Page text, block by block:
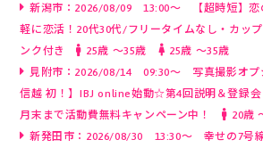
新潟市：2026/08/09 13:00～ 【超時短】恋
軽に恋活！20代30代/フリータイムなし・カッ
ンク付き
25歳 〜35歳
25歳 〜35歳
見附市：2026/08/14 09:30～ 写真撮影オプ
信越 初！】IBJ online始動☆第4回説明＆登録
月末まで活動費無料キャンペーン中！
20歳
新発田市：2026/08/30 13:30～ 幸せの7号